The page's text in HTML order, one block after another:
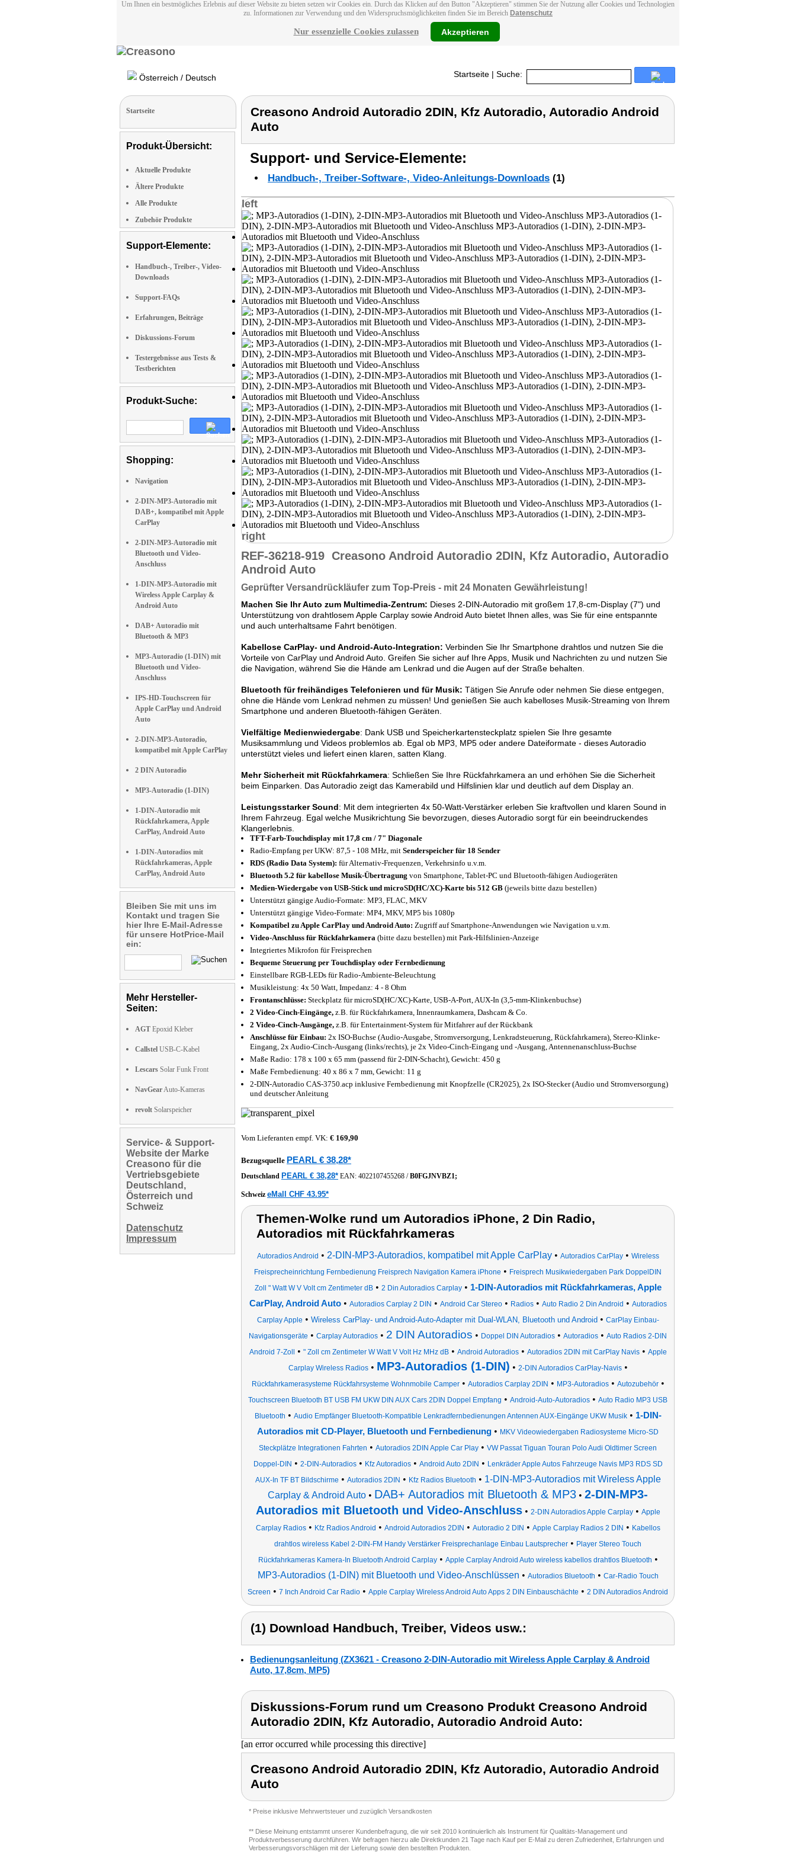
Um Ihnen ein bestmögliches Erlebnis auf dieser Website zu bieten setzen wir Cookies ein. Durch das Klicken auf den Button "Akzeptieren" stimmen Sie der Nutzung aller Cookies und Technologien
zu. Informationen zur Verwendung und den Widerspruchsmöglichkeiten finden Sie im Bereich Datenschutz
Nur essenzielle Cookies zulassen Akzeptieren
Österreich / Deutsch Startseite | Suche:
Startseite
Produkt-Übersicht:
Aktuelle Produkte
Ältere Produkte
Alle Produkte
Zubehör Produkte
Support-Elemente:
Handbuch-, Treiber-, Video-
Downloads
Support-FAQs
Erfahrungen, Beiträge
Diskussions-Forum
Testergebnisse aus Tests &
Testberichten
Produkt-Suche:
Shopping:
Navigation
2-DIN-MP3-Autoradio mit
DAB+, kompatibel mit Apple
CarPlay
2-DIN-MP3-Autoradio mit
Bluetooth und Video-
Anschluss
1-DIN-MP3-Autoradio mit
Wireless Apple Carplay &
Android Auto
DAB+ Autoradio mit
Bluetooth & MP3
MP3-Autoradio (1-DIN) mit
Bluetooth und Video-
Anschluss
IPS-HD-Touchscreen für
Apple CarPlay und Android
Auto
2-DIN-MP3-Autoradio,
kompatibel mit Apple CarPlay
2 DIN Autoradio
MP3-Autoradio (1-DIN)
1-DIN-Autoradio mit
Rückfahrkamera, Apple
CarPlay, Android Auto
1-DIN-Autoradios mit
Rückfahrkameras, Apple
CarPlay, Android Auto
Bleiben Sie mit uns im
Kontakt und tragen Sie
hier Ihre E-Mail-Adresse
für unsere HotPrice-Mail
ein:
Mehr Hersteller-
Seiten:
AGT Epoxid Kleber
Callstel USB-C-Kabel
Lescars Solar Funk Front
NavGearAuto-Kameras
revolt Solarspeicher
Service- & Support-
Website der Marke
Creasono für die
Vertriebsgebiete
Deutschland,
Österreich und
Schweiz
Datenschutz
Impressum
Creasono Android Autoradio 2DIN, Kfz Autoradio, Autoradio Android
Auto
Support- und Service-Elemente:
Handbuch-, Treiber-Software-, Video-Anleitungs-Downloads (1)
left
right
REF-36218-919 Creasono Android Autoradio 2DIN, Kfz Autoradio, Autoradio
Android Auto
Geprüfter Versandrückläufer zum Top-Preis - mit 24 Monaten Gewährleistung!
Machen Sie Ihr Auto zum Multimedia-Zentrum: Dieses 2-DIN-Autoradio mit großem 17,8-cm-Display (7") und
Unterstützung von drahtlosem Apple Carplay sowie Android Auto bietet Ihnen alles, was Sie für eine entspannte
und auch unterhaltsame Fahrt benötigen.
Kabellose CarPlay- und Android-Auto-Integration: Verbinden Sie Ihr Smartphone drahtlos und nutzen Sie die
Vorteile von CarPlay und Android Auto. Greifen Sie sicher auf Ihre Apps, Musik und Nachrichten zu und nutzen Sie
die Navigation, während Sie die Hände am Lenkrad und die Augen auf der Straße behalten.
Bluetooth für freihändiges Telefonieren und für Musik: Tätigen Sie Anrufe oder nehmen Sie diese entgegen,
ohne die Hände vom Lenkrad nehmen zu müssen! Und genießen Sie auch kabelloses Musik-Streaming von Ihrem
Smartphone und anderen Bluetooth-fähigen Geräten.
Vielfältige Medienwiedergabe: Dank USB und Speicherkartensteckplatz spielen Sie Ihre gesamte
Musiksammlung und Videos problemlos ab. Egal ob MP3, MP5 oder andere Dateiformate - dieses Autoradio
unterstützt vieles und liefert einen klaren, satten Klang.
Mehr Sicherheit mit Rückfahrkamera: Schließen Sie Ihre Rückfahrkamera an und erhöhen Sie die Sicherheit
beim Einparken. Das Autoradio zeigt das Kamerabild und Hilfslinien klar und deutlich auf dem Display an.
Leistungsstarker Sound: Mit dem integrierten 4x 50-Watt-Verstärker erleben Sie kraftvollen und klaren Sound in
Ihrem Fahrzeug. Egal welche Musikrichtung Sie bevorzugen, dieses Autoradio sorgt für ein beeindruckendes
Klangerlebnis.
TFT-Farb-Touchdisplay mit 17,8 cm / 7" Diagonale
Radio-Empfang per UKW: 87,5 - 108 MHz, mit Senderspeicher für 18 Sender
RDS (Radio Data System): für Alternativ-Frequenzen, Verkehrsinfo u.v.m.
Bluetooth 5.2 für kabellose Musik-Übertragung von Smartphone, Tablet-PC und Bluetooth-fähigen Audiogeräten
Medien-Wiedergabe von USB-Stick und microSD(HC/XC)-Karte bis 512 GB (jeweils bitte dazu bestellen)
Unterstützt gängige Audio-Formate: MP3, FLAC, MKV
Unterstützt gängige Video-Formate: MP4, MKV, MP5 bis 1080p
Kompatibel zu Apple CarPlay und Android Auto: Zugriff auf Smartphone-Anwendungen wie Navigation u.v.m.
Video-Anschluss für Rückfahrkamera (bitte dazu bestellen) mit Park-Hilfslinien-Anzeige
Integriertes Mikrofon für Freisprechen
Bequeme Steuerung per Touchdisplay oder Fernbedienung
Einstellbare RGB-LEDs für Radio-Ambiente-Beleuchtung
Musikleistung: 4x 50 Watt, Impedanz: 4 - 8 Ohm
Frontanschlüsse: Steckplatz für microSD(HC/XC)-Karte, USB-A-Port, AUX-In (3,5-mm-Klinkenbuchse)
2 Video-Cinch-Eingänge, z.B. für Rückfahrkamera, Innenraumkamera, Dashcam & Co.
2 Video-Cinch-Ausgänge, z.B. für Entertainment-System für Mitfahrer auf der Rückbank
Anschlüsse für Einbau: 2x ISO-Buchse (Audio-Ausgabe, Stromversorgung, Lenkradsteuerung, Rückfahrkamera), Stereo-Klinke-
Eingang, 2x Audio-Cinch-Ausgang (links/rechts), je 2x Video-Cinch-Eingang und -Ausgang, Antennenanschluss-Buchse
Maße Radio: 178 x 100 x 65 mm (passend für 2-DIN-Schacht), Gewicht: 450 g
Maße Fernbedienung: 40 x 86 x 7 mm, Gewicht: 11 g
2-DIN-Autoradio CAS-3750.acp inklusive Fernbedienung mit Knopfzelle (CR2025), 2x ISO-Stecker (Audio und Stromversorgung)
und deutscher Anleitung
Vom Lieferanten empf. VK: € 169,90
Bezugsquelle PEARL € 38,28*
Deutschland PEARL € 38,28* EAN: 4022107455268 /B0FGJNVBZ1;
Schweiz eMall CHF 43.95*
Themen-Wolke rund um Autoradios iPhone, 2 Din Radio,
Autoradios mit Rückfahrkameras
Autoradios Android • 2-DIN-MP3-Autoradios, kompatibel mit Apple CarPlay• Autoradios CarPlay• Wireless
Freisprecheinrichtung Fernbedienung Freisprech Navigation Kamera iPhone • Freisprech Musikwiedergaben Park DoppelDIN
Zoll " Watt W V Volt cm Zentimeter dB• 2 Din Autoradios Carplay• 1-DIN-Autoradios mit Rückfahrkameras, Apple
CarPlay, Android Auto• Autoradios Carplay 2 DIN • Android Car Stereo• Radios• Auto Radio 2 Din Android • Autoradios
Carplay Apple • Wireless CarPlay- und Android-Auto-Adapter mit Dual-WLAN, Bluetooth und Android• CarPlay Einbau-
Navigationsgeräte • Carplay Autoradios • 2 DIN Autoradios • Doppel DIN Autoradios • Autoradios • Auto Radios 2-DIN
Android 7-Zoll
• " Zoll cm Zentimeter W Watt V Volt Hz MHz dB• Android Autoradios• Autoradios 2DIN mit CarPlay Navis• Apple
Carplay Wireless Radios• MP3-Autoradios (1-DIN) • 2-DIN Autoradios CarPlay-Navis•
Rückfahrkamerasysteme Rückfahrsysteme Wohnmobile Camper• Autoradios Carplay 2DIN • MP3-Autoradios• Autozubehör•
Touchscreen Bluetooth BT USB FM UKW DIN AUX Cars 2DIN Doppel Empfang • Android-Auto-Autoradios • Auto Radio MP3 USB
Bluetooth • Audio Empfänger Bluetooth-Kompatible Lenkradfernbedienungen Antennen AUX-Eingänge UKW Musik• 1-DIN-
Autoradios mit CD-Player, Bluetooth und Fernbedienung • MKV Videowiedergaben Radiosysteme Micro-SD
Steckplätze Integrationen Fahrten • Autoradios 2DIN Apple Car Play • VW Passat Tiguan Touran Polo Audi Oldtimer Screen
Doppel-DIN • 2-DIN-Autoradios• Kfz Autoradios• Android Auto 2DIN • Lenkräder Apple Autos Fahrzeuge Navis MP3 RDS SD
AUX-In TF BT Bildschirme • Autoradios 2DIN • Kfz Radios Bluetooth • 1-DIN-MP3-Autoradios mit Wireless Apple
Carplay & Android Auto • DAB+ Autoradios mit Bluetooth & MP3 • 2-DIN-MP3-
Autoradios mit Bluetooth und Video-Anschluss• 2-DIN Autoradios Apple Carplay• Apple
Carplay Radios• Kfz Radios Android • Android Autoradios 2DIN • Autoradio 2 DIN • Apple Carplay Radios 2 DIN • Kabellos
drahtlos wireless Kabel 2-DIN-FM Handy Verstärker Freisprechanlage Einbau Lautsprecher • Player Stereo Touch
Rückfahrkameras Kamera-In Bluetooth Android Carplay• Apple Carplay Android Auto wireless kabellos drahtlos Bluetooth •
MP3-Autoradios (1-DIN) mit Bluetooth und Video-Anschlüssen • Autoradios Bluetooth • Car-Radio Touch
Screen • 7 Inch Android Car Radio • Apple Carplay Wireless Android Auto Apps 2 DIN Einbauschächte • 2 DIN Autoradios Android
(1) Download Handbuch, Treiber, Videos usw.:
Bedienungsanleitung (ZX3621 - Creasono 2-DIN-Autoradio mit Wireless Apple Carplay & Android
Auto, 17,8cm, MP5)
Diskussions-Forum rund um Creasono Produkt Creasono Android
Autoradio 2DIN, Kfz Autoradio, Autoradio Android Auto:
[an error occurred while processing this directive]
Creasono Android Autoradio 2DIN, Kfz Autoradio, Autoradio Android
Auto
* Preise inklusive Mehrwertsteuer und zuzüglich Versandkosten
** Diese Meinung entstammt unserer Kundenbefragung, die wir seit 2010 kontinuierlich als Instrument für Qualitäts-Management und
Produktverbesserung durchführen. Wir befragen hierzu alle Direktkunden 21 Tage nach Kauf per E-Mail zu deren Zufriedenheit, Erfahrungen und
Verbesserungsvorschlägen mit der Lieferung sowie den bestellten Produkten.